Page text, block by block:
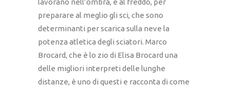
lavorano nell’ombra, e al freddo, per
preparare al meglio gli sci, che sono
determinanti per scarica sulla neve la
potenza atletica degli sciatori. Marco
Brocard, che è lo zio di Elisa Brocard una
delle migliori interpreti delle lunghe
distanze, è uno di questi e racconta di come